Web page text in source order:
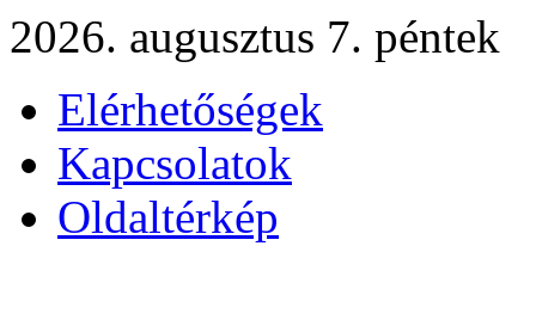
2026. augusztus 7. péntek
Elérhetőségek
Kapcsolatok
Oldaltérkép